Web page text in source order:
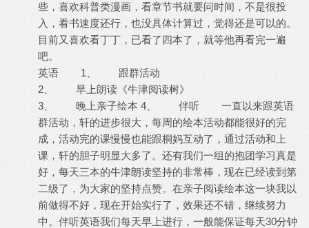
些，喜欢科普类漫画，看章节书就要问时间，不是很投
入，看书速度还行，也没具体计算过，觉得还是可以的。
目前又喜欢看丁丁，已看了四本了，就等他再看完一遍
吧。
英语 1、 跟群活动
2、 早上朗读《牛津阅读树》
3、 晚上亲子绘本 4、 伴听 一直以来跟英语
群活动，轩的进步很大，每周的绘本活动都能很好的完
成，活动完的课慢慢也能跟桐妈互动了，通过活动和上
课，轩的胆子明显大多了。还有我们一组的抱团学习真是
好，每天三本的牛津朗读坚持的非常棒，现在已经读到第
二级了，为大家的坚持点赞。在亲子阅读绘本这一块我以
前做得不好，现在开始实行了，效果还不错，继续努力
中。伴听英语我们每天早上进行，一般能保证每天30分钟